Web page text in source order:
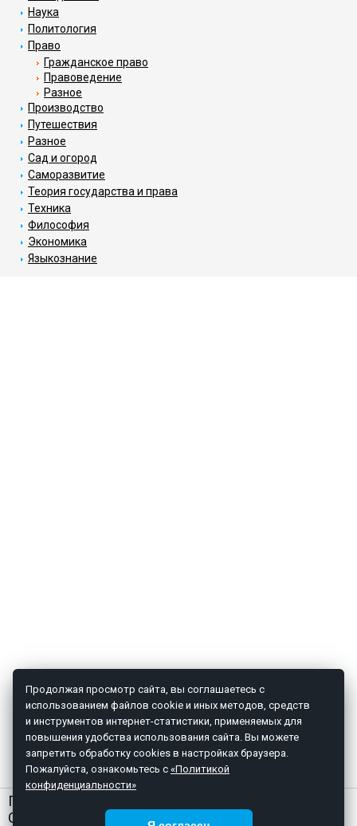
Наука
Политология
Право
Гражданское право
Правоведение
Разное
Производство
Путешествия
Разное
Сад и огород
Саморазвитие
Теория государства и права
Техника
Философия
Экономика
Языкознание
ГЛАВНАЯ
О НАС
Продолжая просмотр сайта, вы соглашаетесь с
использованием файлов cookie и иных методов, средств
и инструментов интернет-статистики, применяемых для
повышения удобства использования сайта. Вы можете
запретить обработку cookies в настройках браузера.
Пожалуйста, ознакомьтесь с «Политикой
конфиденциальности»